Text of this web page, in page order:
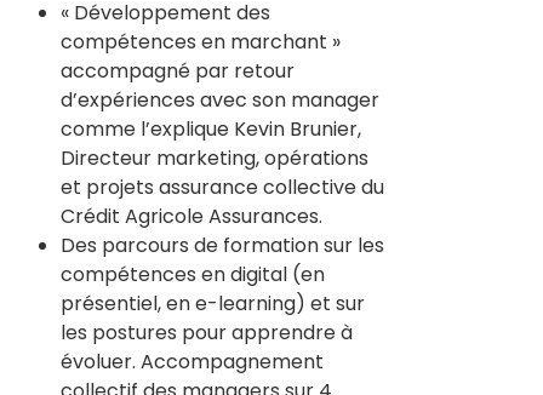
« Développement des
compétences en marchant »
accompagné par retour
d’expériences avec son manager
comme l’explique Kevin Brunier,
Directeur marketing, opérations
et projets assurance collective du
Crédit Agricole Assurances.
Des parcours de formation sur les
compétences en digital (en
présentiel, en e-learning) et sur
les postures pour apprendre à
évoluer. Accompagnement